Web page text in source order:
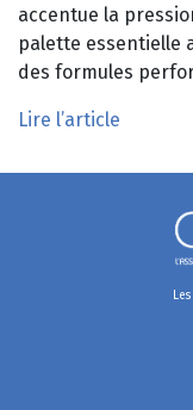
accentue la
palette essentielle
des formules
Lire l’article